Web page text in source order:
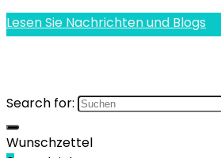
Lesen Sie Nachrichten und Blogs
Search for:
Wunschzettel